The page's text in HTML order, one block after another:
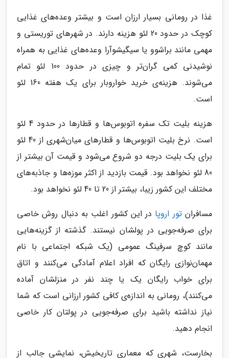
غذا در رومانی بسیار ارزان است و بیشتر وعده‌های غذایی
کوچک در حدود 20 لئو هزینه دارند. در شهرهای توریستی و
مهمی مانند براشوو یا سیگیشوآرا وعده‌های غذایی به همراه
نوشیدنی کمی گران‌تر و چیزی در حدود 100 لئو تمام
می‌شوند. هزینه‌ی خرید خواروبار برای یک هفته 160 لئو
است.
هزینه بلیت تک سفره اتوبوس‌ها و قطارها در حدود 4 لئو
است. نرخ بلیت اتوبوس‌ها و قطارهای میان‌شهری از 40 لئو
برای یک بلیت درجه دو شروع می‌شود و قیمت آن بیشتر از
80 لئو نخواهد بود. قیمت بازدید از اکثر موزه‌ها و جاذبه‌های
مختلف این کشور زیبا، بیشتر از 20 تا 40 لئو نخواهد بود.
مسافرانتور اروپا در این کشور اغلب به دنبال روش خاصی
برای صرفه‌جویی در پولشان نیستند. گذشته از گزینه‌هایی
مانند کوچ سرفینگ عمومی (یک شبکه اجتماعی با نام
مهمان‌نوازی رایگان که افراد اعلام آمادگی می‌کنند و اتاق
برای خواب رایگان یک یا چند نفر در منزلشان آماده
می‌کنند)، رومانی به اندازه‌ی کافی کشور ارزانی است که شما
نیاز نداشته باشید برای صرفه‌جویی در پولتان کار خاصی
انجام دهید.
بخارست، شهری که معماری تاریخیش، نمایشی جالب از